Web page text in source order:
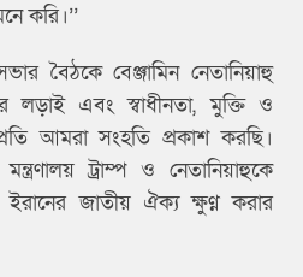
করি।’’
বৈঠকে বেঞ্জামিন নেতানিয়াহু
লড়াই এবং স্বাধীনতা, মুক্তি ও
আমরা সংহতি প্রকাশ করছি।
ট্রাম্প ও নেতানিয়াহুকে
জাতীয় ঐক্য ক্ষুণ্ন করার